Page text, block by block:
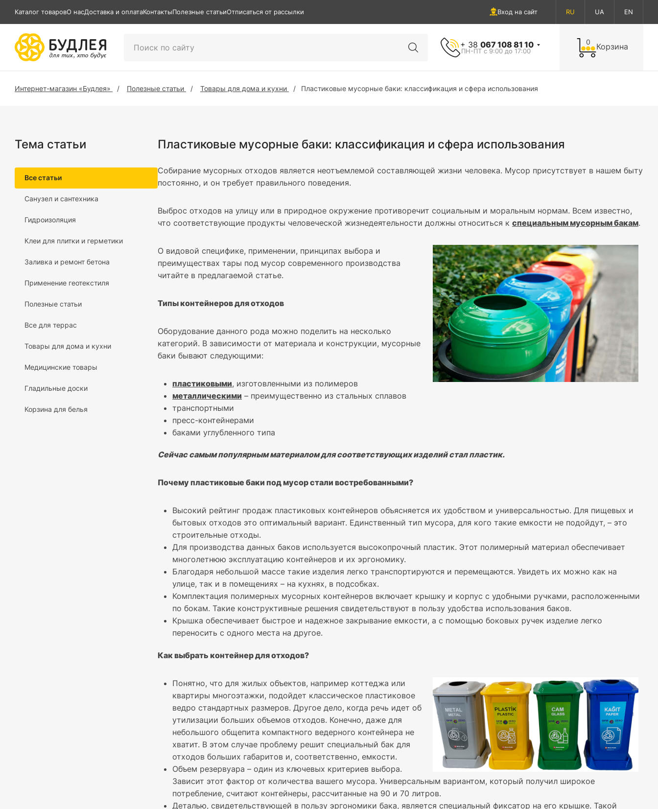
Каталог товаровО насДоставка и оплатаКонтактыПолезные статьиОтписаться от рассылки Вход на сайт RU UA EN
+ 38 067 108 81 10
ПН-ПТ с 9:00 до 17:00
0 Корзина
Интернет-магазин «Будлея» Полезные статьи Товары для дома и кухни Пластиковые мусорные баки: классификация и сфера использования
Тема статьи
Все статьи
Санузел и сантехника
Гидроизоляция
Клеи для плитки и герметики
Заливка и ремонт бетона
Применение геотекстиля
Полезные статьи
Все для террас
Товары для дома и кухни
Медицинские товары
Гладильные доски
Корзина для белья
Пластиковые мусорные баки: классификация и сфера использования
Собирание мусорных отходов является неотъемлемой составляющей жизни человека. Мусор присутствует в нашем быту
постоянно, и он требует правильного поведения.
Выброс отходов на улицу или в природное окружение противоречит социальным и моральным нормам. Всем известно,
что соответствующие продукты человеческой жизнедеятельности должны относиться к специальным мусорным бакам.
О видовой специфике, применении, принципах выбора и
преимуществах тары под мусор современного производства
читайте в предлагаемой статье.
Типы контейнеров для отходов
Оборудование данного рода можно поделить на несколько
категорий. В зависимости от материала и конструкции, мусорные
баки бывают следующими:
пластиковыми, изготовленными из полимеров
металлическими – преимущественно из стальных сплавов
транспортными
пресс-контейнерами
баками углубленного типа
Сейчас самым популярным материалом для соответствующих изделий стал пластик.
Почему пластиковые баки под мусор стали востребованными?
Высокий рейтинг продаж пластиковых контейнеров объясняется их удобством и универсальностью. Для пищевых и
бытовых отходов это оптимальный вариант. Единственный тип мусора, для кого такие емкости не подойдут, – это
строительные отходы.
Для производства данных баков используется высокопрочный пластик. Этот полимерный материал обеспечивает
многолетнюю эксплуатацию контейнеров и их эргономику.
Благодаря небольшой массе такие изделия легко транспортируются и перемещаются. Увидеть их можно как на
улице, так и в помещениях – на кухнях, в подсобках.
Комплектация полимерных мусорных контейнеров включает крышку и корпус с удобными ручками, расположенными
по бокам. Такие конструктивные решения свидетельствуют в пользу удобства использования баков.
Крышка обеспечивает быстрое и надежное закрывание емкости, а с помощью боковых ручек изделие легко
переносить с одного места на другое.
Как выбрать контейнер для отходов?
Понятно, что для жилых объектов, например коттеджа или
квартиры многоэтажки, подойдет классическое пластиковое
ведро стандартных размеров. Другое дело, когда речь идет об
утилизации больших объемов отходов. Конечно, даже для
небольшого общепита компактного ведерного контейнера не
хватит. В этом случае проблему решит специальный бак для
отходов больших габаритов и, соответственно, емкости.
Объем резервуара – один из ключевых критериев выбора.
Зависит этот фактор от количества вашего мусора. Универсальным вариантом, который получил широкое
потребление, считают контейнеры, рассчитанные на 90 и 70 литров.
Деталью, свидетельствующей в пользу эргономики бака, является специальный фиксатор на его крышке. Такой